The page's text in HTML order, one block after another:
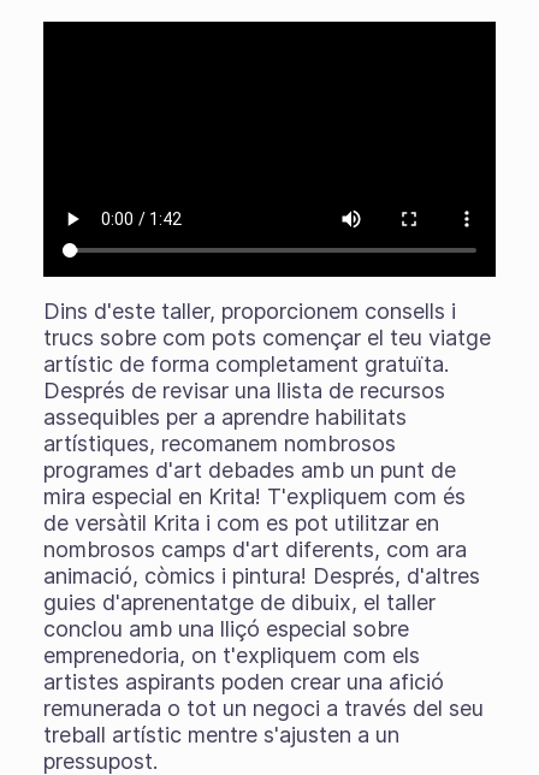
Dins d'este taller, proporcionem consells i
trucs sobre com pots començar el teu viatge
artístic de forma completament gratuïta.
Després de revisar una llista de recursos
assequibles per a aprendre habilitats
artístiques, recomanem nombrosos
programes d'art debades amb un punt de
mira especial en Krita! T'expliquem com és
de versàtil Krita i com es pot utilitzar en
nombrosos camps d'art diferents, com ara
animació, còmics i pintura! Després, d'altres
guies d'aprenentatge de dibuix, el taller
conclou amb una lliçó especial sobre
emprenedoria, on t'expliquem com els
artistes aspirants poden crear una afició
remunerada o tot un negoci a través del seu
treball artístic mentre s'ajusten a un
pressupost.